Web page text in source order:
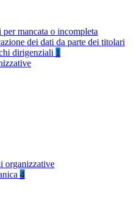
per mancata o incompleta
dei dati da parte dei titolari
dirigenziali 1
organizzative
4